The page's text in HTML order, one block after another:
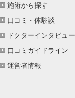
施術から探す
口コミ・体験談
ドクターインタビュー
口コミガイドライン
運営者情報